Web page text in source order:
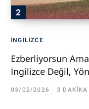
İNGILIZCE
Ezberliyorsun
İngilizce Değil,
03/02/2026 3 DAKIKA